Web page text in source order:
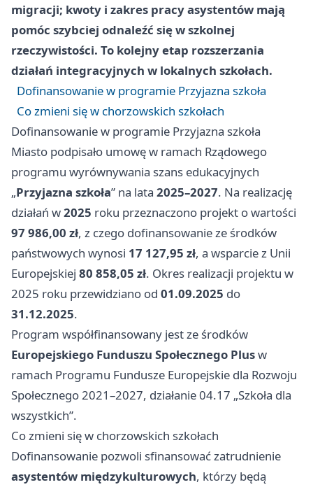
migracji; kwoty i zakres pracy asystentów mają
pomóc szybciej odnaleźć się w szkolnej
rzeczywistości. To kolejny etap rozszerzania
działań integracyjnych w lokalnych szkołach.
Dofinansowanie w programie Przyjazna szkoła
Co zmieni się w chorzowskich szkołach
Dofinansowanie w programie Przyjazna szkoła
Miasto podpisało umowę w ramach Rządowego
programu wyrównywania szans edukacyjnych
„Przyjazna szkoła” na lata 2025–2027. Na realizację
działań w2025 roku przeznaczono projekt o wartości
97 986,00 zł, z czego dofinansowanie ze środków
państwowych wynosi 17 127,95 zł, a wsparcie z Unii
Europejskiej 80 858,05 zł. Okres realizacji projektu w
2025 roku przewidziano od 01.09.2025 do
31.12.2025.
Program współfinansowany jest ze środków
Europejskiego Funduszu Społecznego Plusw
ramach Programu Fundusze Europejskie dla Rozwoju
Społecznego 2021–2027, działanie 04.17 „Szkoła dla
wszystkich”.
Co zmieni się w chorzowskich szkołach
Dofinansowanie pozwoli sfinansować zatrudnienie
asystentów międzykulturowych, którzy będą